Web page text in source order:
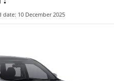
date: 10 December 2025